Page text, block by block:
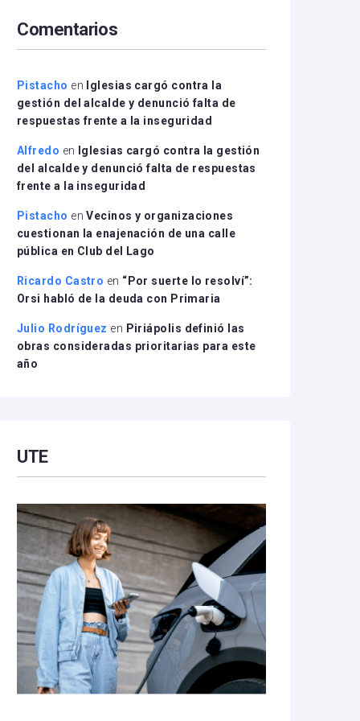
disminuir
el
Comentarios
Pistacho en
Iglesias cargó contra la
gestión del alcalde y denunció falta de
respuestas frente a la inseguridad
Alfredo en
Iglesias cargó contra la gestión
del alcalde y denunció falta de respuestas
frente a la inseguridad
Pistacho enVecinos y organizaciones
cuestionan la enajenación de una calle
pública en Club del Lago
Ricardo Castro en “Por suerte lo resolví”:
Orsi habló de la deuda con Primaria
Julio Rodríguez en Piriápolis definió las
obras consideradas prioritarias para este
año
UTE